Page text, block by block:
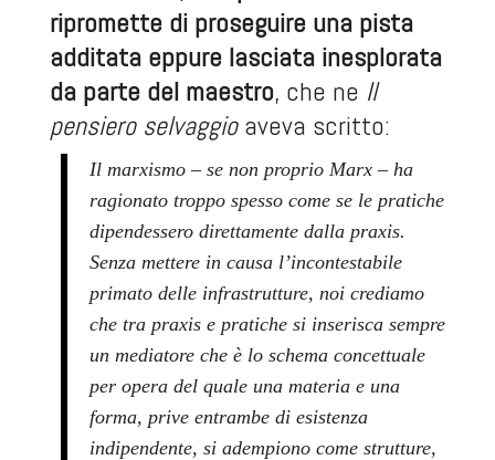
ripromette di proseguire una pista
additata eppure lasciata inesplorata
da parte del maestro, che ne Il
pensiero selvaggioaveva scritto:
Il marxismo – se non proprio Marx – ha
ragionato troppo spesso come se le pratiche
dipendessero direttamente dalla praxis.
Senza mettere in causa l’incontestabile
primato delle infrastrutture, noi crediamo
che tra praxis e pratiche si inserisca sempre
un mediatore che è lo schema concettuale
per opera del quale una materia e una
forma, prive entrambe di esistenza
indipendente, si adempiono come strutture,